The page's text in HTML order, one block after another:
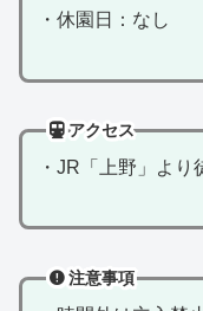
・休園日：なし
アクセス
・JR「上野」より
注意事項